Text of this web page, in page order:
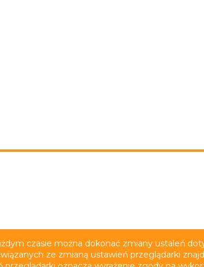
prywatności Deklaracja dostępności
czasie można dokonać zmiany ustaleń
ze zmianą ustawień przeglądarki